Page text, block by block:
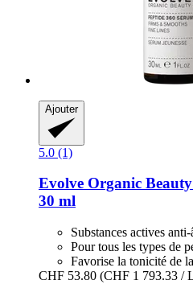
Ajouter
5.0 (1)
Evolve Organic Beauty
30 ml
Substances actives
Pour tous les types de
Favorise la tonicité de
CHF 53.80 (CHF 1 793.33 /